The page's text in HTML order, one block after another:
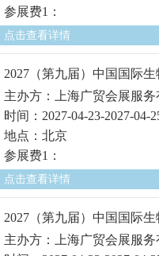
参展费1：
点击查看详情
2027（第九届）中国国际
主办方：上海广贸会展服务
时间：2027-04-23-2027-04-
地点：北京
参展费1：
点击查看详情
2027（第九届）中国国际
主办方：上海广贸会展服务